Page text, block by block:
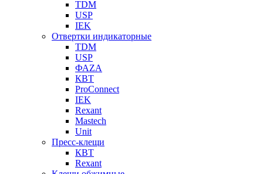
TDM
USP
IEK
Отвертки индикаторные
TDM
USP
ФАZА
КВТ
ProConnect
IEK
Rexant
Mastech
Unit
Пресс-клещи
КВТ
Rexant